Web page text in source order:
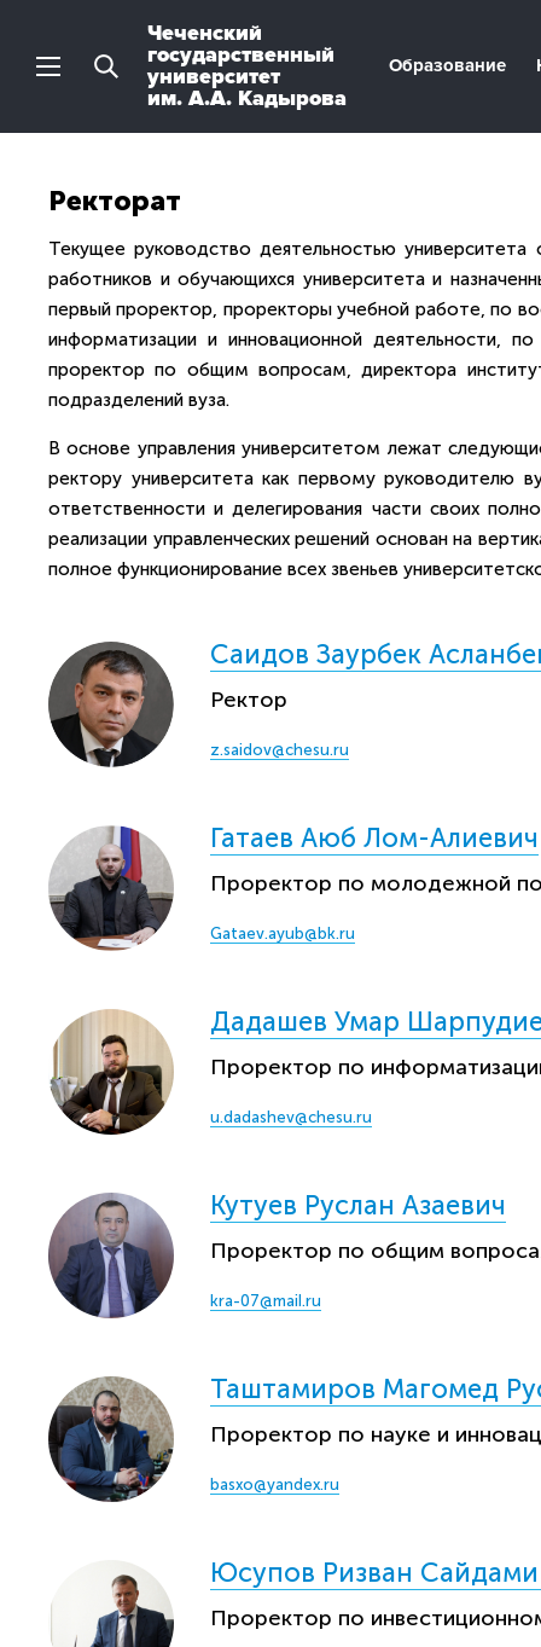
Чеченский
государственный
университет
им. А.А. Кадырова
Образование
Ректорат
Текущее руководство деятельностью
работников и обучающихся университета и
первый проректор, проректоры учебной работе, по
информатизации и инновационной деятельности,
проректор по общим вопросам, директора
подразделений вуза.
В основе управления университетом лежат
ректору университета как первому руководителю
ответственности и делегирования части своих
реализации управленческих решений основан на
полное функционирование всех звеньев
Саидов Заурбек
Ректор
z.saidov@chesu.ru
Гатаев Аюб Лом-Алиевич
Проректор по молодежной
Gataev.ayub@bk.ru
Дадашев Умар
Проректор по
u.dadashev@chesu.ru
Кутуев Руслан Азаевич
Проректор по общим
kra-07@maiI.ru
Таштамиров Магомед
Проректор по науке и
basxo@yandex.ru
Юсупов Ризван
Проректор по